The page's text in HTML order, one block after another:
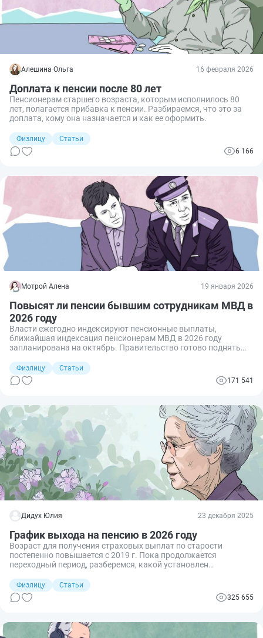
Алешина Ольга 16 февраля 2026
Доплата к пенсии после 80 лет
Пенсионерам старшего возраста, которым исполнилось 80
лет, полагается прибавка к пенсии. Разбираемся, что это за
доплата, кому она назначается и как ее оформить.
Физлицу
Статьи
6 166
Мотрой Алена 19 января 2026
Повысят ли пенсии бывшим сотрудникам МВД в
2026 году
Власти ежегодно индексируют пенсионные выплаты,
ближайшая индексация пенсионерам МВД в 2026 году
запланирована на октябрь. Правительство готово поднять
заложило в бюджет. Рассказываем, как происходит
индексация и кого она затронет.
Физлицу
Статьи
171 541
Дидух Юлия 23 декабря 2025
График выхода на пенсию в 2026 году
Возраст для получения страховых выплат по старости
постепенно повышается с 2019 г. Пока продолжается
переходный период, разберемся, какой установлен
какой необходим стаж и сколько баллов придется накопить, а
кто вправе стать пенсионером досрочно.
Физлицу
Статьи
325 655